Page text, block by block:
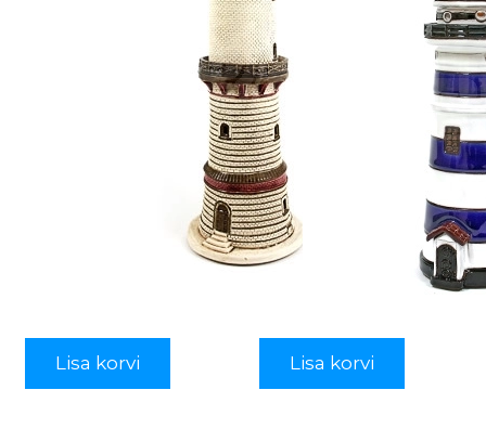
Lisa korvi Lisa korvi